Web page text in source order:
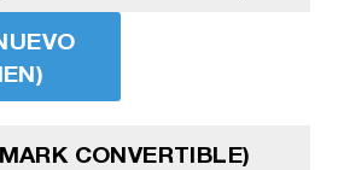
CONVERTIBLE)